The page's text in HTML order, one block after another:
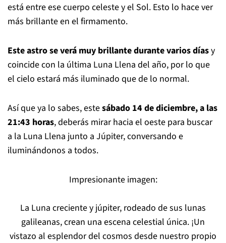
está entre ese cuerpo celeste y el Sol. Esto lo hace ver
más brillante en el firmamento.
Este astro se verá muy brillante durante varios díasy
coincide con la última Luna Llena del año, por lo que
el cielo estará más iluminado que de lo normal.
Así que ya lo sabes, estesábado 14 de diciembre, a las
21:43 horas, deberás mirar hacia el oeste para buscar
a la Luna Llena junto a Júpiter, conversando e
iluminándonos a todos.
Impresionante imagen:
La Luna creciente y júpiter, rodeado de sus lunas
galileanas, crean una escena celestial única. ¡Un
vistazo al esplendor del cosmos desde nuestro propio